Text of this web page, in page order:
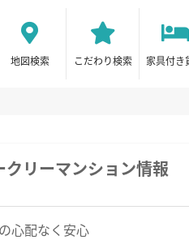
地図検索 こだわり検索 家具付き
リーマンション情報
心配なく安心